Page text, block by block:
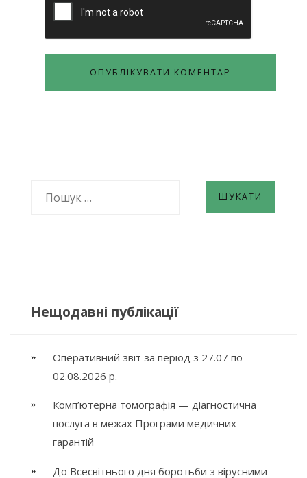
Нещодавні публікації
Оперативний звіт за період з 27.07 по
02.08.2026 р.
Комп’ютерна томографія — діагностична
послуга в межах Програми медичних
гарантій
До Всесвітнього дня боротьби з вірусними